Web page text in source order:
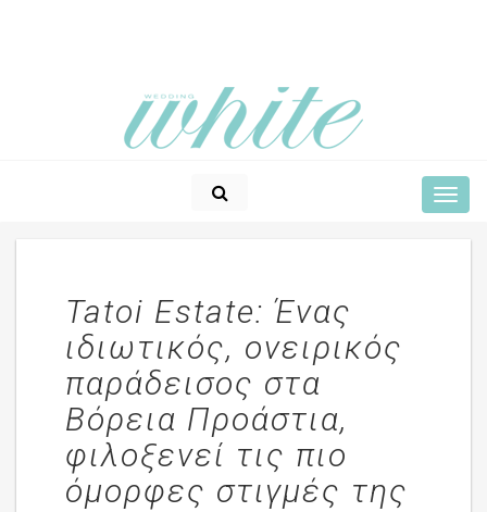
Tatoi Estate: Ένας
ιδιωτικός, ονειρικός
παράδεισος στα
Βόρεια Προάστια,
φιλοξενεί τις πιο
όμορφες στιγμές της